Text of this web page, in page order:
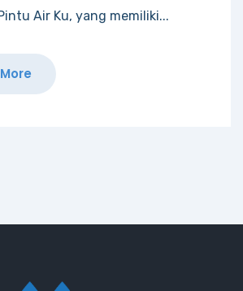
Air Ku, yang memiliki...